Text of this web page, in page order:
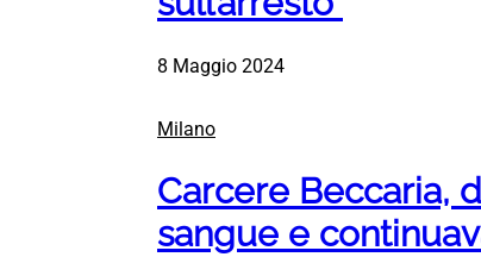
8 Maggio 2024
Milano
Carcere Beccaria,
sangue e